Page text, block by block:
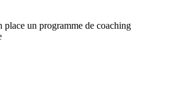
place un programme de coaching